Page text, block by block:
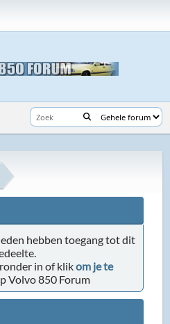
hebben toegang tot dit
in of klikom je te
Volvo 850 Forum